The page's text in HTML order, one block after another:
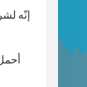
إنّه